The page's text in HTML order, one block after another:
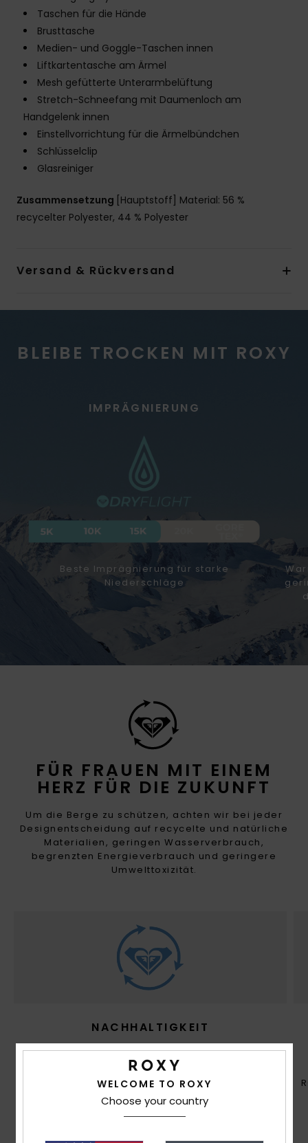
Taschen für die Hände
Brusttasche
Medien- und Goggle-Taschen innen
Liftkartentasche am Ärmel
Mesh gefütterte Unterarmbelüftung
Stretch-Schneefang mit Daumenloch am
Handgelenk innen
Einstellvorrichtung für die Ärmelbündchen
Schlüsselclip
Glasreiniger
Zusammensetzung [Hauptstoff] Material: 56 %
recycelter Polyester, 44 % Polyester
Versand & Rückversand
FÜR FRAUEN MIT EINEM
HERZ FÜR DIE ZUKUNFT
Um die Berge zu schützen, achten wir bei jeder
Designentscheidung auf recycelte und natürliche
Materialien, geringen Wasserverbrauch,
begrenzten Energieverbrauch und geringere
Umwelttoxizität.
NACHHALTIGKEIT
Hergestellt mit mindestens 50% recycelten
Fasern.* *Die Prozentangabe entspricht dem
Gewicht des recycelten Inhalts im Vergleich
BLEIBE TROCKEN MIT ROXY
IMPRÄGNIERUNG
Beste Imprägnierung für starke
Niederschläge
WELCOME TO ROXY
Choose your country